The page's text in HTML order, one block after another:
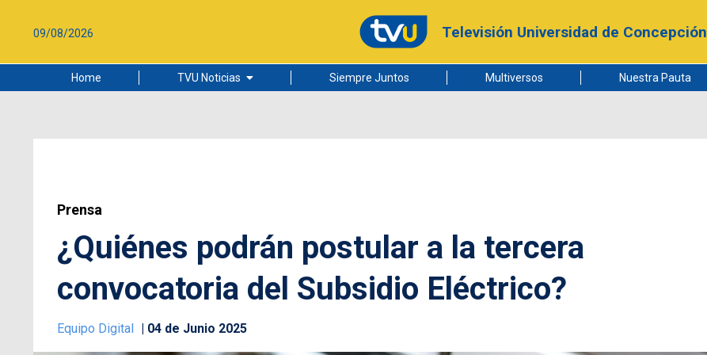
09/08/2026 Televisión Universidad de Concepción
Home TVU Noticias
Ciudad
Siempre Juntos Multiversos Nuestra Pauta
Prensa
¿Quiénes podrán postular a la tercera
convocatoria del Subsidio Eléctrico?
Equipo Digital 04 de Junio 2025